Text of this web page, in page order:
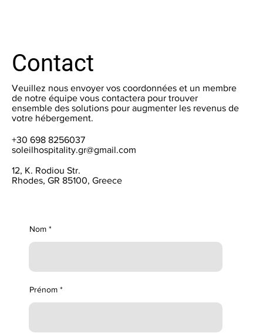
+30 698 8256037
soleilhospitality.gr@gmail.com
12, K. Rodiou Str.
Rhodes, GR 85100, Greece
Veuillez nous envoyer vos coordonnées et un membre
de notre équipe vous contactera pour trouver
ensemble des solutions pour augmenter les revenus de
votre hébergement.
Contact
Nom
Prénom